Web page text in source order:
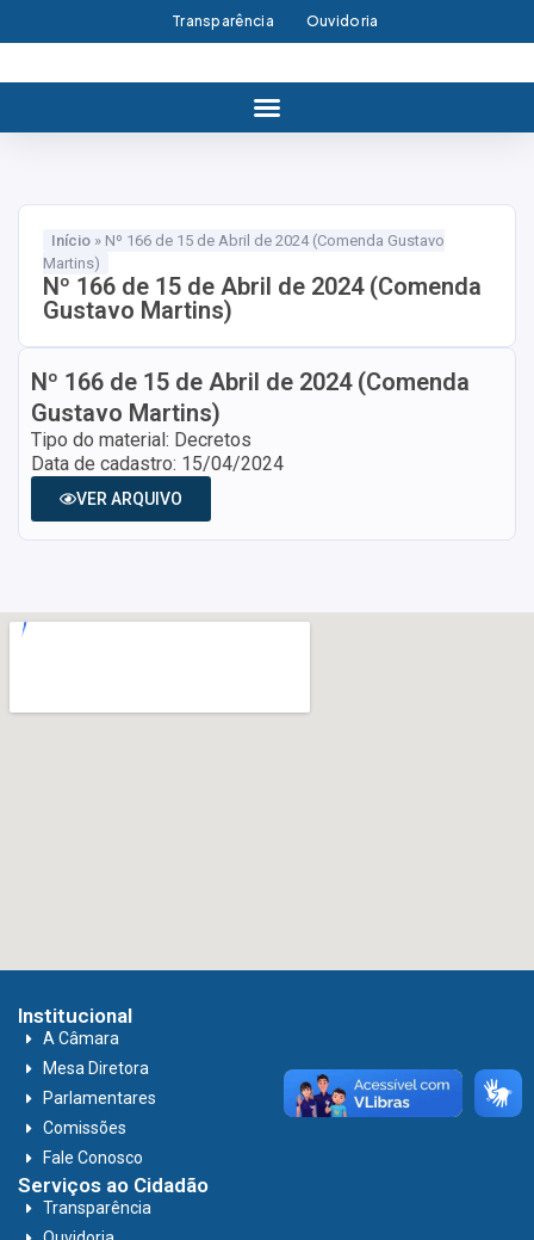
Transparência Ouvidoria
Início » Nº 166 de 15 de Abril de 2024 (Comenda Gustavo
Martins)
Nº 166 de 15 de Abril de 2024 (Comenda
Gustavo Martins)
Nº 166 de 15 de Abril de 2024 (Comenda
Gustavo Martins)
Tipo do material: Decretos
Data de cadastro: 15/04/2024
VER ARQUIVO
Institucional
A Câmara
Mesa Diretora
Parlamentares
Comissões
Fale Conosco
Serviços ao Cidadão
Transparência